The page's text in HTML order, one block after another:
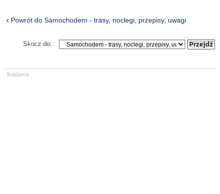
Powrót do Samochodem - trasy, noclegi, przepisy, uwagi
Skocz do: